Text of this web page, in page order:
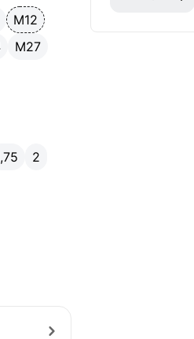
М12
М27
2